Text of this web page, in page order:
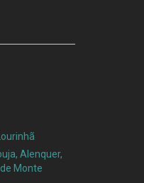
Alenquer,
Monte